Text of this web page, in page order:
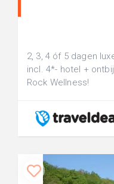
2, 3, 4 óf 5 dagen
incl. 4*- hotel +
Rock Wellness!